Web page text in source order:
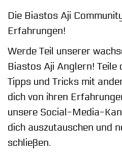
Die Biastos Aji
Erfahrungen!
Werde Teil unserer
Biastos Aji Anglern! Teile
Tipps und Tricks mit
dich von ihren
unsere Social-Media-
dich auszutauschen und
schließen.